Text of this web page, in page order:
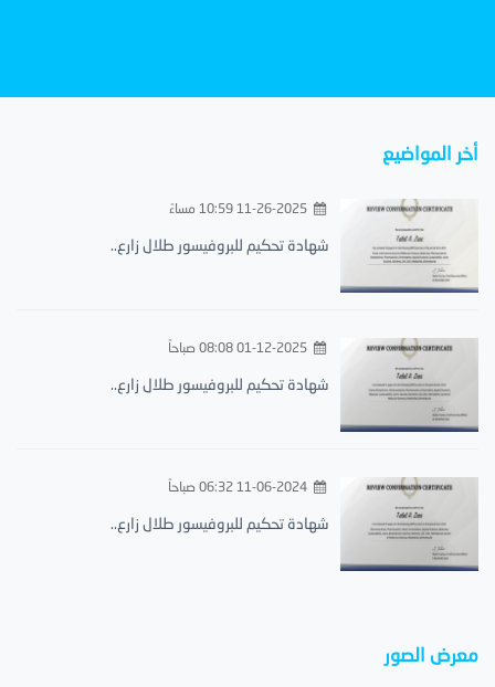
أخر المواضيع
11-26-2025 10:59 مساءً
شهادة تحكيم للبروفيسور طلال زارع..
01-12-2025 08:08 صباحاً
شهادة تحكيم للبروفيسور طلال زارع..
11-06-2024 06:32 صباحاً
شهادة تحكيم للبروفيسور طلال زارع..
معرض الصور